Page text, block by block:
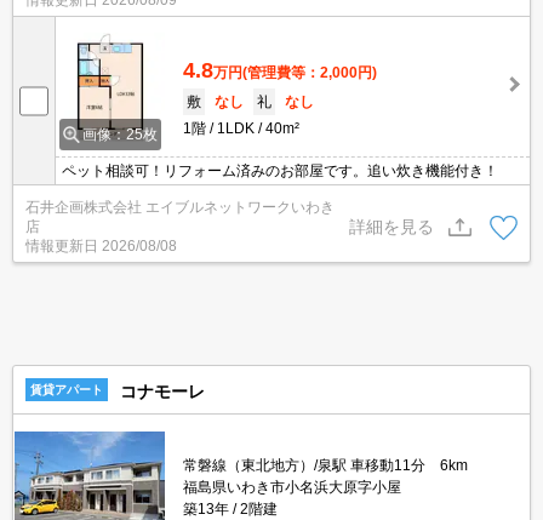
画像：25枚
4.8万円(管理費等：2,000円)
敷
なし 礼
なし
1階
1LDK 40m²
ペット相談可！リフォーム済みのお部屋です。追い炊き機能付き！
石井企画株式会社 エイブルネットワークいわき
店
情報更新日 2026/08/08
詳細を見る
賃貸アパート コナモーレ
常磐線（東北地方）/泉駅 車移動11分 6km
福島県いわき市小名浜大原字小屋
築13年
2階建